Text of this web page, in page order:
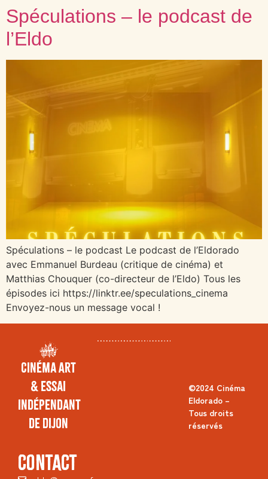
Spéculations – le podcast de
l’Eldo
Spéculations – le podcast Le podcast de l’Eldorado
avec Emmanuel Burdeau (critique de cinéma) et
Matthias Chouquer (co-directeur de l’Eldo) Tous les
épisodes ici https://linktr.ee/speculations_cinema
Envoyez-nous un message vocal !
Cinéma Art
& Essai
Indépendant
de Dijon
CONTACT
©2024 Cinéma
Eldorado –
Tous droits
réservés